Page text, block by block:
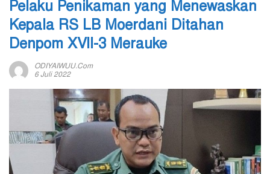
Pelaku Penikaman yang Menewaskan
Kepala RS LB Moerdani Ditahan
Denpom XVII-3 Merauke
ODIYAIWUU.com
6 Juli 2022